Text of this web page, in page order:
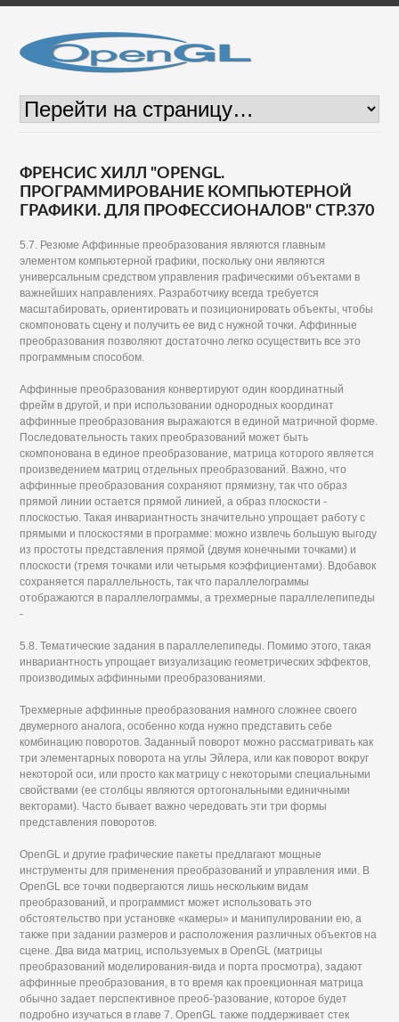
ФРЕНСИС ХИЛЛ "OPENGL.
ПРОГРАММИРОВАНИЕ КОМПЬЮТЕРНОЙ
ГРАФИКИ. ДЛЯ ПРОФЕССИОНАЛОВ" СТР.370
5.7. Резюме Аффинные преобразования являются главным
элементом компьютерной графики, поскольку они являются
универсальным средством управления графическими объектами в
важнейших направлениях. Разработчику всегда требуется
масштабировать, ориентировать и позиционировать объекты, чтобы
скомпоновать сцену и получить ее вид с нужной точки. Аффинные
преобразования позволяют достаточно легко осуществить все это
программным способом.
Аффинные преобразования конвертируют один координатный
фрейм в другой, и при использовании однородных координат
аффинные преобразования выражаются в единой матричной форме.
Последовательность таких преобразований может быть
скомпонована в единое преобразование, матрица которого является
произведением матриц отдельных преобразований. Важно, что
аффинные преобразования сохраняют прямизну, так что образ
прямой линии остается прямой линией, а образ плоскости -
плоскостью. Такая инвариантность значительно упрощает работу с
прямыми и плоскостями в программе: можно извлечь большую выгоду
из простоты представления прямой (двумя конечными точками) и
плоскости (тремя точками или четырьмя коэффициентами). Вдобавок
сохраняется параллельность, так что параллелограммы
отображаются в параллелограммы, а трехмерные параллелепипеды
-
5.8. Тематические задания в параллелепипеды. Помимо этого, такая
инвариантность упрощает визуализацию геометрических эффектов,
производимых аффинными преобразованиями.
Трехмерные аффинные преобразования намного сложнее своего
двумерного аналога, особенно когда нужно представить себе
комбинацию поворотов. Заданный поворот можно рассматривать как
три элементарных поворота на углы Эйлера, или как поворот вокруг
некоторой оси, или просто как матрицу с некоторыми специальными
свойствами (ее столбцы являются ортогональными единичными
векторами). Часто бывает важно чередовать эти три формы
представления поворотов.
OpenGL и другие графические пакеты предлагают мощные
инструменты для применения преобразований и управления ими. В
OpenGL все точки подвергаются лишь нескольким видам
преобразований, и программист может использовать это
обстоятельство при установке «камеры» и манипулировании ею, а
также при задании размеров и расположения различных объектов на
сцене. Два вида матриц, используемых в OpenGL (матрицы
преобразований моделирования-вида и порта просмотра), задают
аффинные преобразования, в то время как проекционная матрица
обычно задает перспективное преоб-'разование, которое будет
подробно изучаться в главе 7. OpenGL также поддерживает стек